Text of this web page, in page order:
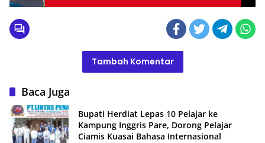
Tambah Komentar
Baca Juga
Bupati Herdiat Lepas 10 Pelajar ke
Kampung Inggris Pare, Dorong Pelajar
Ciamis Kuasai Bahasa Internasional